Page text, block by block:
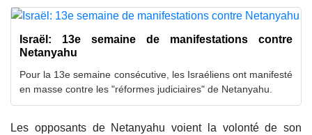
Israël: 13e semaine de manifestations contre
Netanyahu
Pour la 13e semaine consécutive, les Israéliens ont manifesté
en masse contre les "réformes judiciaires" de Netanyahu.
Les opposants de Netanyahu voient la volonté de son